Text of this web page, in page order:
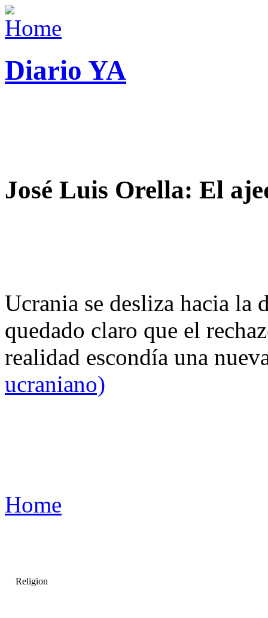
Diario YA
José Luis Orella: El
Ucrania se desliza hacia
quedado claro que el
realidad escondía una
ucraniano)
Home
Religion